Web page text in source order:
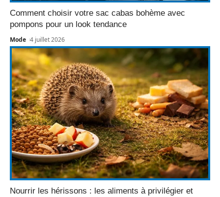
Comment choisir votre sac cabas bohème avec
pompons pour un look tendance
Mode 4 juillet 2026
Nourrir les hérissons : les aliments à privilégier et